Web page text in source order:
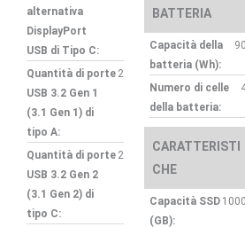
alternativa
DisplayPort
USB di Tipo C:
Quantità di porte
USB 3.2 Gen 1
(3.1 Gen 1) di
tipo A:
2
Quantità di porte
USB 3.2 Gen 2
(3.1 Gen 2) di
tipo C:
2
BATTERIA
Capacità della
batteria (Wh):
90
Numero di celle
della batteria:
CARATTERISTI
CHE
Capacità SSD
(GB):
1000